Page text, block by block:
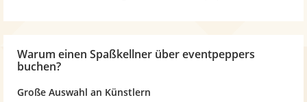
Warum einen Spaßkellner über eventpeppers
buchen?
Große Auswahl an Künstlern